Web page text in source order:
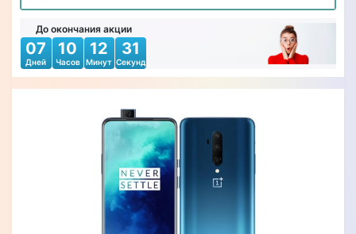
До окончания акции
07
Дней
10
Часов
12
Минут
29
Секунд